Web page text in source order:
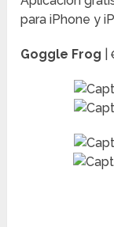
para iPhone y
Goggle Frog |